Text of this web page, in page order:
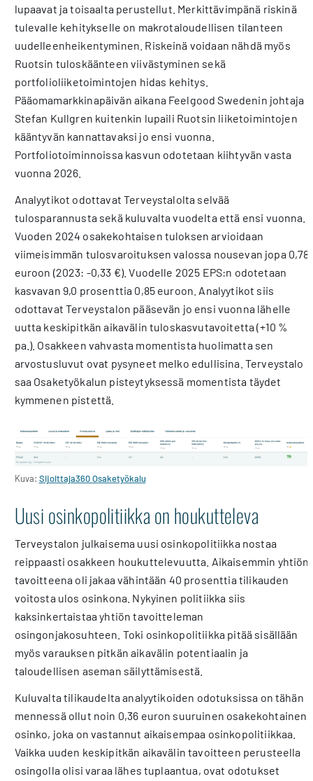
lupaavat ja toisaalta perustellut. Merkittävimpänä riskinä
tulevalle kehitykselle on makrotaloudellisen tilanteen
uudelleenheikentyminen. Riskeinä voidaan nähdä myös
Ruotsin tuloskäänteen viivästyminen sekä
portfolioliiketoimintojen hidas kehitys.
Pääomamarkkinapäivän aikana Feelgood Swedenin johtaja
Stefan Kullgren kuitenkin lupaili Ruotsin liiketoimintojen
kääntyvän kannattavaksi jo ensi vuonna.
Portfoliotoiminnoissa kasvun odotetaan kiihtyvän vasta
vuonna 2026.
Analyytikot odottavat Terveystalolta selvää
tulosparannusta sekä kuluvalta vuodelta että ensi vuonna.
Vuoden 2024 osakekohtaisen tuloksen arvioidaan
viimeisimmän tulosvaroituksen valossa nousevan jopa 0,78
euroon (2023: -0,33 €). Vuodelle 2025 EPS:n odotetaan
kasvavan 9,0 prosenttia 0,85 euroon. Analyytikot siis
odottavat Terveystalon pääsevän jo ensi vuonna lähelle
uutta keskipitkän aikavälin tuloskasvutavoitetta (+10 %
pa.). Osakkeen vahvasta momentista huolimatta sen
arvostusluvut ovat pysyneet melko edullisina. Terveystalo
saa Osaketyökalun pisteytyksessä momentista täydet
kymmenen pistettä.
Kuva: Sijoittaja360 Osaketyökalu
Uusi osinkopolitiikka on houkutteleva
Terveystalon julkaisema uusi osinkopolitiikka nostaa
reippaasti osakkeen houkuttelevuutta. Aikaisemmin yhtiön
tavoitteena oli jakaa vähintään 40 prosenttia tilikauden
voitosta ulos osinkona. Nykyinen politiikka siis
kaksinkertaistaa yhtiön tavoitteleman
osingonjakosuhteen. Toki osinkopolitiikka pitää sisällään
myös varauksen pitkän aikavälin potentiaalin ja
taloudellisen aseman säilyttämisestä.
Kuluvalta tilikaudelta analyytikoiden odotuksissa on tähän
mennessä ollut noin 0,36 euron suuruinen osakekohtainen
osinko, joka on vastannut aikaisempaa osinkopolitiikkaa.
Vaikka uuden keskipitkän aikavälin tavoitteen perusteella
osingolla olisi varaa lähes tuplaantua, ovat odotukset